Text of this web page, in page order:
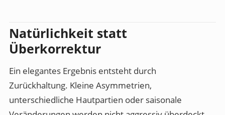
Natürlichkeit statt
Überkorrektur
Ein elegantes Ergebnis entsteht durch
Zurückhaltung. Kleine Asymmetrien,
unterschiedliche Hautpartien oder saisonale